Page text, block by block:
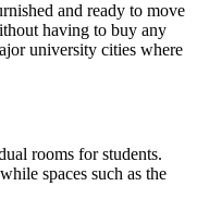
and ready to move
having to buy any
university cities where
rooms for students.
spaces such as the